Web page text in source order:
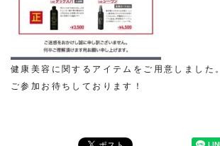
健康美容に関するアイテムをご用意しました。
ご参加お待ちしております！